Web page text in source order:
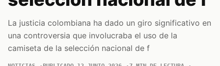
La justicia colombiana ha dado un giro significativo en
una controversia que involucraba el uso de la
camiseta de la selección nacional de f